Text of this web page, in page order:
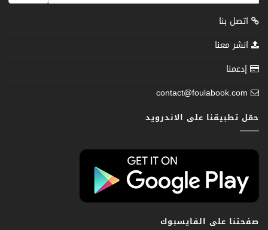
اتصل بنا
انشر معنا
إدعمنا
contact@foulabook.com
حمّل تطبيقنا على الاندرويد
صفحتنا على الفايسبوك